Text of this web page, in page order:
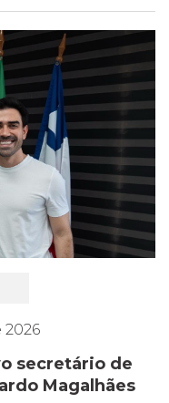
2026
secretário de
Magalhães